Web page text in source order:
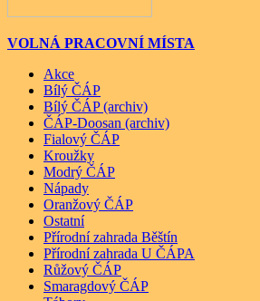
VOLNÁ PRACOVNÍ MÍSTA
Akce
Bílý ČÁP
Bílý ČÁP (archiv)
ČÁP-Doosan (archiv)
Fialový ČÁP
Kroužky
Modrý ČÁP
Nápady
Oranžový ČÁP
Ostatní
Přírodní zahrada Běštín
Přírodní zahrada U ČÁPA
Růžový ČÁP
Smaragdový ČÁP